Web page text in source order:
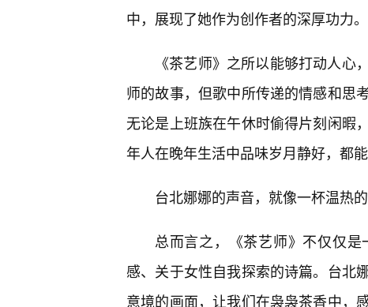
中，展现了她作为创作者的深厚功力。
《茶艺师》之所以能够打动人
师的故事，但歌中所传递的情感和思
无论是上班族在午休时偷得片刻闲暇
年人在晚年生活中品味岁月静好，都
台北娜娜的声音，就像一杯温热
总而言之，《茶艺师》不仅仅
感、关于女性自我探索的诗篇。台北
意境的画面，让我们在袅袅茶香中，